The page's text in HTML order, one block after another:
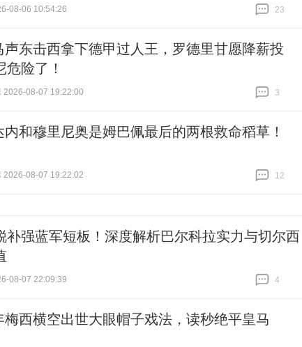
08-06 10:54:26
23
声东击西拿下德甲过人王，罗德里甘愿降薪投
危险了！
2026-08-07 19:22:00
3
内和穆里尼奥是姆巴佩最后的两根救命稻草！
2026-08-07 19:22:02
12
补强蓝军短板！深度解析巴尔科拉实力与切尔西
08-07 22:09:39
4
梅西横空出世大眼帽子戏法，读秒绝平皇马